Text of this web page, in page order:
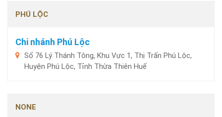
PHÚ LỘC
Chi nhánh Phú Lộc
Số 76 Lý Thánh Tông, Khu Vực 1, Thị Trấn Phú Lộc,
Huyện Phú Lộc, Tỉnh Thừa Thiên Huế
NONE